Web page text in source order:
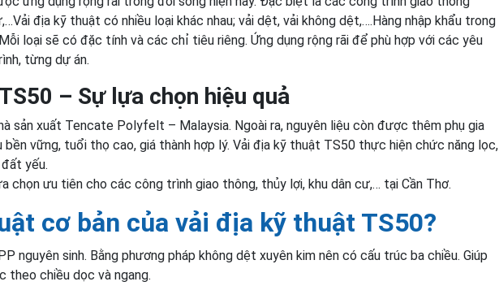
địa kỹ thuật có nhiều loại khác nhau; vải dệt, vải không dệt,….Hàng nhập khẩu trong
loại sẽ có đặc tính và các chỉ tiêu riêng. Ứng dụng rộng rãi để phù hợp với các yêu
từng dự án.
– Sự lựa chọn hiệu quả
sản xuất Tencate Polyfelt – Malaysia. Ngoài ra, nguyên liệu còn được thêm phụ gia
vững, tuổi thọ cao, giá thành hợp lý. Vải địa kỹ thuật TS50 thực hiện chức năng lọc,
yếu.
chọn ưu tiên cho các công trình giao thông, thủy lợi, khu dân cư,… tại Cần Thơ.
cơ bản của vải địa kỹ thuật TS50?
nguyên sinh. Bằng phương pháp không dệt xuyên kim nên có cấu trúc ba chiều. Giúp
theo chiều dọc và ngang.